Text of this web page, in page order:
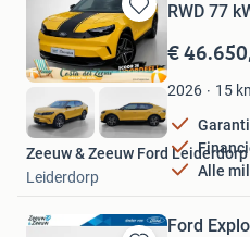
Bewaren
in
Mijn
Favorieten
RWD 77
€
2026 15
Alle
Zeeuw & Zeeuw Ford Leiderdorp
Leiderdorp
Ford